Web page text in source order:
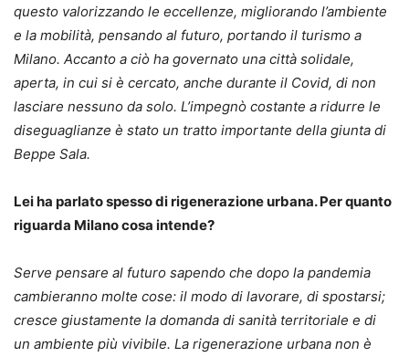
questo valorizzando le eccellenze, migliorando l’ambiente
e la mobilità, pensando al futuro, portando il turismo a
Milano. Accanto a ciò ha governato una città solidale,
aperta, in cui si è cercato, anche durante il Covid, di non
lasciare nessuno da solo. L’impegnò costante a ridurre le
diseguaglianze è stato un tratto importante della giunta di
Beppe Sala.
Lei ha parlato spesso di rigenerazione urbana. Per quanto
riguarda Milano cosa intende?
Serve pensare al futuro sapendo che dopo la pandemia
cambieranno molte cose: il modo di lavorare, di spostarsi;
cresce giustamente la domanda di sanità territoriale e di
un ambiente più vivibile. La rigenerazione urbana non è